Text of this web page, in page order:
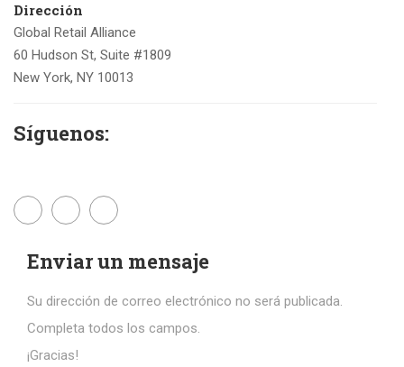
Dirección
Global Retail Alliance
60 Hudson St, Suite #1809
New York, NY 10013
Síguenos:
Enviar un mensaje
Su dirección de correo electrónico no será publicada.
Completa todos los campos.
¡Gracias!